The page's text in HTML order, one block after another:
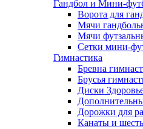
Гандбол и Мини-
Ворота для
Мячи
Мячи
Сетки мини-
Гимнастика
Бревна
Брусья
Диски
Дорожки для
Канаты и